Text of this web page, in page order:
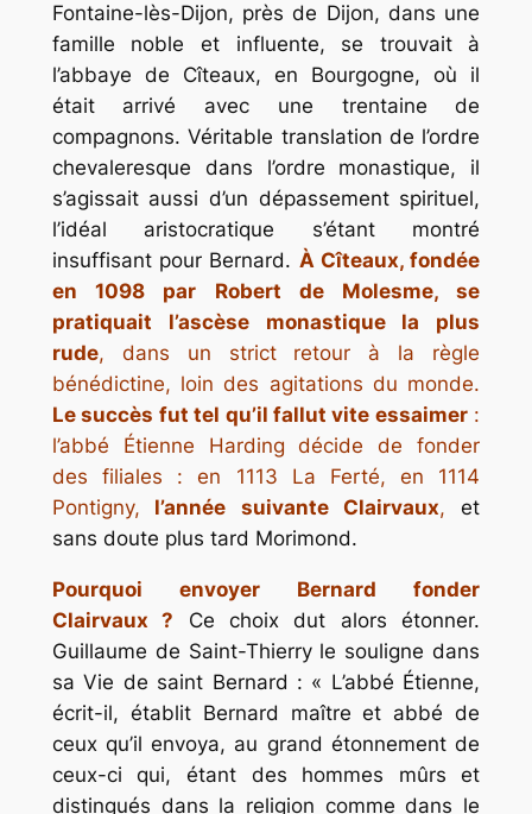
Fontaine-lès-Dijon, près de Dijon, dans une
famille noble et influente, se trouvait à
l’abbaye de Cîteaux, en Bourgogne, où il
était arrivé avec une trentaine de
compagnons. Véritable translation de l’ordre
chevaleresque dans l’ordre monastique, il
s’agissait aussi d’un dépassement spirituel,
l’idéal aristocratique s’étant montré
insuffisant pour Bernard. À Cîteaux, fondée
en 1098 par Robert de Molesme, se
pratiquait l’ascèse monastique la plus
rude, dans un strict retour à la règle
bénédictine, loin des agitations du monde.
Le succès fut tel qu’il fallut vite essaimer:
l’abbé Étienne Harding décide de fonder
des filiales : en 1113 La Ferté, en 1114
Pontigny, l’année suivante Clairvaux, et
sans doute plus tard Morimond.
Pourquoi envoyer Bernard fonder
Clairvaux ? Ce choix dut alors étonner.
Guillaume de Saint-Thierry le souligne dans
sa Vie de saint Bernard : « L’abbé Étienne,
écrit-il, établit Bernard maître et abbé de
ceux qu’il envoya, au grand étonnement de
ceux-ci qui, étant des hommes mûrs et
distingués dans la religion comme dans le